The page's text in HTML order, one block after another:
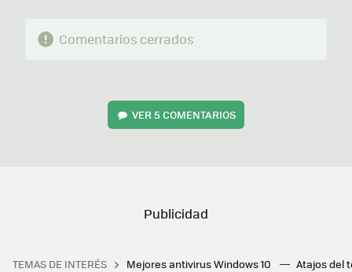
Comentarios cerrados
VER5 COMENTARIOS
TEMAS DE INTERÉS Mejores antivirus Windows 10 Atajos del